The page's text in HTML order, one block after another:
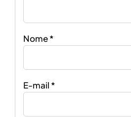
Nome*
E-mail *